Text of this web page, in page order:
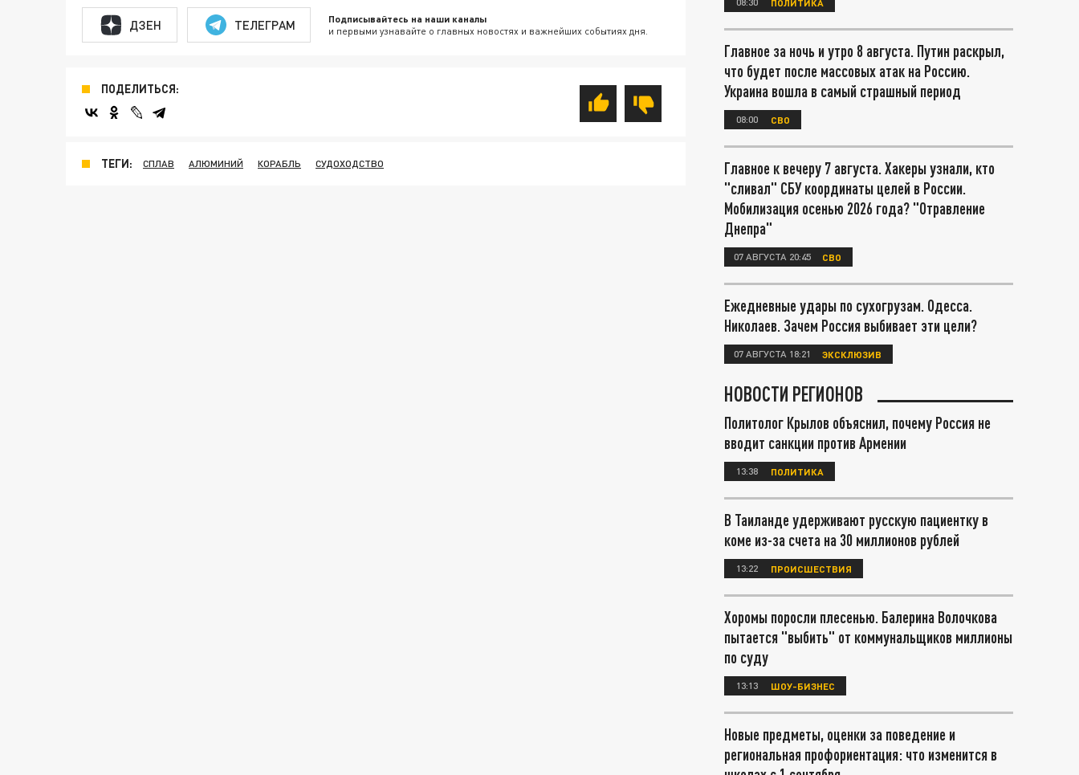
ДЗЕН ТЕЛЕГРАМ Подписывайтесь на наши каналы
и первыми узнавайте о главных новостях и важнейших событиях дня.
ПОДЕЛИТЬСЯ:
ТЕГИ: СПЛАВ АЛЮМИНИЙ КОРАБЛЬ СУДОХОДСТВО
ПОЛИТИКА
Главное за ночь и утро 8 августа. Путин раскрыл,
что будет после массовых атак на Россию.
Украина вошла в самый страшный период
08:00 СВО
Главное к вечеру 7 августа. Хакеры узнали, кто
"сливал" СБУ координаты целей в России.
Мобилизация осенью 2026 года? "Отравление
Днепра"
07 АВГУСТА 20:45 СВО
Ежедневные удары по сухогрузам. Одесса.
Николаев. Зачем Россия выбивает эти цели?
07 АВГУСТА 18:21 ЭКСКЛЮЗИВ
НОВОСТИ РЕГИОНОВ
Политолог Крылов объяснил, почему Россия не
вводит санкции против Армении
13:38 ПОЛИТИКА
В Таиланде удерживают русскую пациентку в
коме из-за счета на 30 миллионов рублей
13:22 ПРОИСШЕСТВИЯ
Хоромы поросли плесенью. Балерина Волочкова
пытается "выбить" от коммунальщиков миллионы
по суду
13:13 ШОУ-БИЗНЕС
Новые предметы, оценки за поведение и
региональная профориентация: что изменится в